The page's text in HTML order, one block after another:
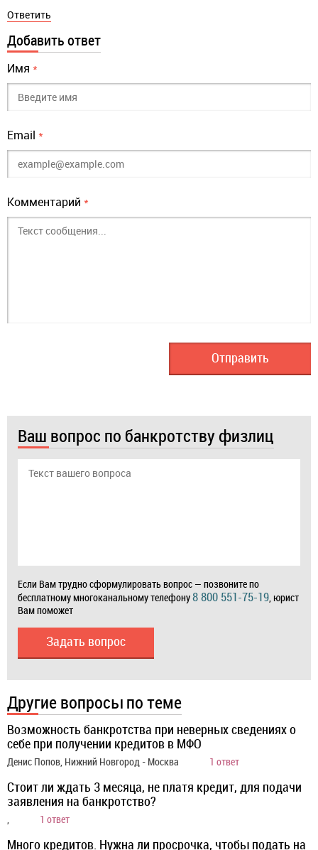
Ответить
Добавить ответ
Имя *
Email *
Комментарий *
Ваш вопрос по банкротству физлиц
Если Вам трудно сформулировать вопрос — позвоните по
бесплатному многоканальному телефону8 800 551-75-19, юрист
Вам поможет
Задать вопрос
Другие вопросы по теме
Возможность банкротства при неверных сведениях о
себе при получении кредитов в МФО
Денис Попов, Нижний Новгород - Москва 1 ответ
Стоит ли ждать 3 месяца, не платя кредит, для подачи
заявления на банкротство?
, 1 ответ
Много кредитов. Нужна ли просрочка, чтобы подать на